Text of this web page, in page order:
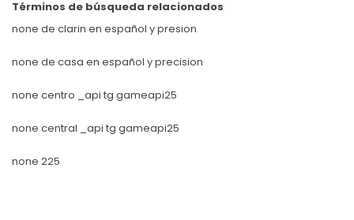
Términos de búsqueda relacionados
none de clarin en español y presion
none de casa en español y precision
none centro _api tg gameapi25
none central _api tg gameapi25
none 225